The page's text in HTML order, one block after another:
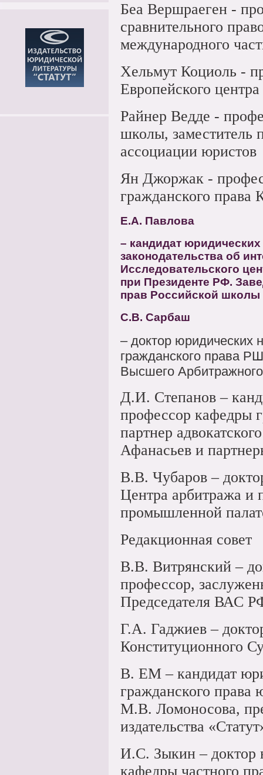
Беа Вершраеген -
сравнительного
международного
Хельмут Коциоль -
Европейского
Райнер Ведде -
школы, заместитель
ассоциации юристов
Ян Джоржак -
гражданского права
Е.А. Павлова
– кандидат
законодательства об
Исследовательского
при Президенте РФ.
прав Российской школы
С.В. Сарбаш
– доктор юридических
гражданского права
Высшего
Д.И. Степанов –
профессор кафедры
партнер
Афанасьев и
В.В. Чубаров –
Центра арбитража и
промышленной
Редакционная совет
В.В. Витрянский –
профессор,
Председателя ВАС
Г.А. Гаджиев –
Конституционного
В. ЕМ – кандидат
гражданского
М.В. Ломоносова,
издательства
И.С. Зыкин – доктор
кафедры частного